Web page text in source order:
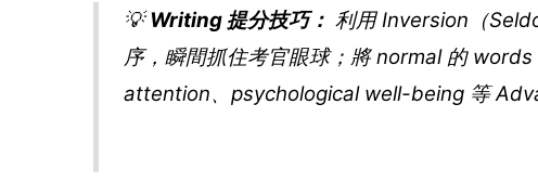
💡Writing 提分技巧： 利用 Inversion（
序，瞬間抓住考官眼球；將 normal 的 words
attention、 psychological well-being等